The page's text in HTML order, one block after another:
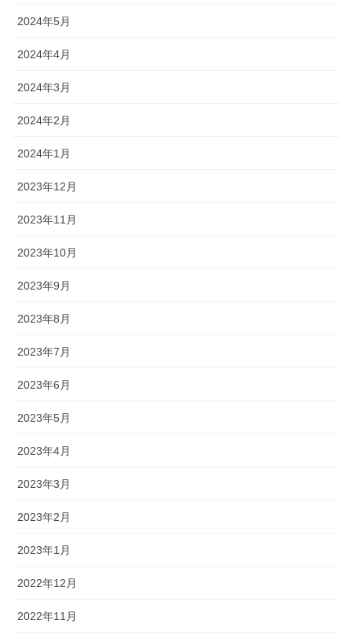
2024年5月
2024年4月
2024年3月
2024年2月
2024年1月
2023年12月
2023年11月
2023年10月
2023年9月
2023年8月
2023年7月
2023年6月
2023年5月
2023年4月
2023年3月
2023年2月
2023年1月
2022年12月
2022年11月